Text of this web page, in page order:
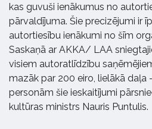
kas guvuši ienākumus no
pārvaldījuma. Šie precizējumi ir
autortiesību ienākumi no šīm
Saskaņā ar AKKA/ LAA
visiem autoratlīdzību
mazāk par 200 eiro, lielākā daļa
personām šie ieskaitījumi
kultūras ministrs Nauris Puntulis.